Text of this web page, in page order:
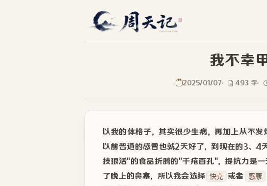
我不幸
2025/01/07 493 字
以我的体格子，其实很少生病，再加上从不发
以前普通的感冒也就2天好了，到现在的3、4
技狠活"的食品折腾的"千疮百孔"，提抗力是
了晚上的鼻塞，所以我会选择 快克 或者 感康